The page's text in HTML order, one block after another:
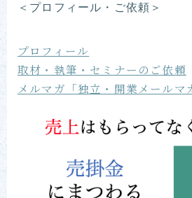
＜プロフィール・ご依頼＞
プロフィール
取材・執筆・セミナーのご依頼
メルマガ「独立・開業メールマ